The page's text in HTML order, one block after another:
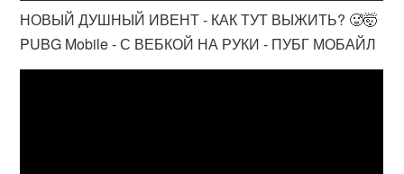
НОВЫЙ ДУШНЫЙ ИВЕНТ - КАК ТУТ ВЫЖИТЬ? 🥵🤯
PUBG Mobile - С ВЕБКОЙ НА РУКИ - ПУБГ МОБАЙЛ